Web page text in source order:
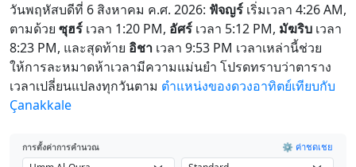
วันพฤหัสบดีที่ 6 สิงหาคม ค.ศ. 2026: ฟัจญร์ เริ่มเวลา 4:26 AM,
ตามด้วย ซุฮร์ เวลา 1:20 PM, อัศร์ เวลา 5:12 PM, มัฆริบ เวลา
8:23 PM, และสุดท้าย อิชา เวลา 9:53 PM เวลาเหล่านี้ช่วย
ให้การละหมาดห้าเวลามีความแม่นยำ โปรดทราบว่าตาราง
เวลาเปลี่ยนแปลงทุกวันตาม ตำแหน่งของดวงอาทิตย์เทียบกับ
Çanakkale
การตั้งค่าการคำนวณ ⚙️ ค่าชดเชย